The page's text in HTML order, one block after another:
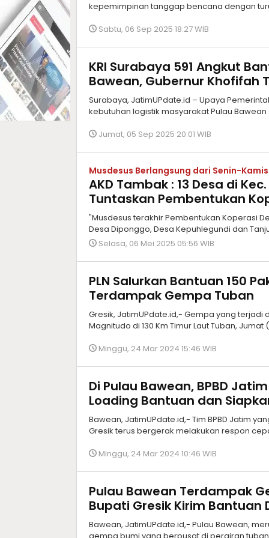
kepemimpinan tanggap bencana dengan
Sabtu, 06 Sep 2025 18:27 WIB
KRI Surabaya 591 Angkut
Bawean, Gubernur Khofifah
Surabaya, JatimUPdate.id – Upaya
kebutuhan logistik masyarakat Pulau
Jumat, 05 Sep 2025 20:01 WIB
Musdesus Berlangsung dari Senin-
AKD Tambak : 13 Desa di
Tuntaskan Pembentukan
"Musdesus terakhir Pembentukan Koperasi
Desa Diponggo, Desa Kepuhlegundi dan
Selasa, 06 Mei 2025 05:56 WIB
PLN Salurkan Bantuan 150
Terdampak Gempa Tuban
Gresik, JatimUPdate.id,- Gempa yang
Magnitudo di 130 Km Timur Laut Tuban,
Minggu, 24 Mar 2024 15:46 WIB
Di Pulau Bawean, BPBD
Loading Bantuan dan
Bawean, JatimUPdate.id,- Tim BPBD Jatim
Gresik terus bergerak melakukan respon
Minggu, 24 Mar 2024 10:46 WIB
Pulau Bawean Terdampak
Bupati Gresik Kirim Bantuan
Bawean, JatimUPdate.id,- Pulau Bawean,